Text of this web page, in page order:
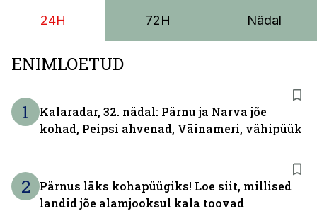
24H 72H Nädal
ENIMLOETUD
1
Kalaradar, 32. nädal: Pärnu ja Narva jõe
kohad, Peipsi ahvenad, Väinameri, vähipüük
2
Pärnus läks kohapüügiks! Loe siit, millised
landid jõe alamjooksul kala toovad